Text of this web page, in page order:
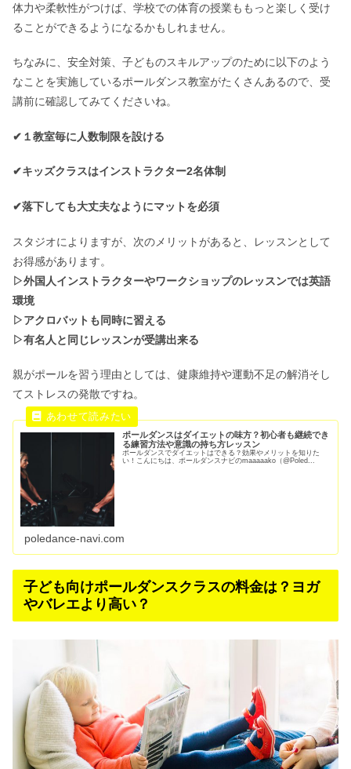
体力や柔軟性がつけば、学校での体育の授業ももっと楽しく受け
ることができるようになるかもしれません。
ちなみに、安全対策、子どものスキルアップのために以下のよう
なことを実施しているポールダンス教室がたくさんあるので、受
講前に確認してみてくださいね。
✔１教室毎に人数制限を設ける
✔キッズクラスはインストラクター2名体制
✔落下しても大丈夫なようにマットを必須
スタジオによりますが、次のメリットがあると、レッスンとして
お得感があります。
▷外国人インストラクターやワークショップのレッスンでは英語
環境
▷アクロバットも同時に習える
▷有名人と同じレッスンが受講出来る
親がポールを習う理由としては、健康維持や運動不足の解消そし
てストレスの発散ですね。
ポールダンスはダイエットの味方？初心者も継続でき
る練習方法や意識の持ち方レッスン
ポールダンスでダイエットはできる？効果やメリットを知りた
い！こんにちは、ポールダンスナビのmaaaaako（@Poled...
poledance-navi.com
子ども向けポールダンスクラスの料金は？ヨガ
やバレエより高い？